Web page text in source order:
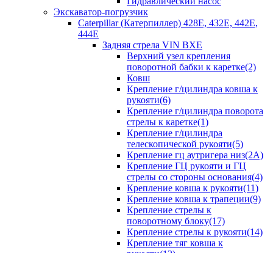
Экскаватор-погрузчик
Caterpillar (Катерпиллер) 428E, 432E, 442E,
444E
Задняя стрела VIN BXE
Верхний узел крепления
поворотной бабки к каретке(2)
Ковш
Крепление г/цилиндра ковша к
рукояти(6)
Крепление г/цилиндра поворота
стрелы к каретке(1)
Крепление г/цилиндра
телескопической рукояти(5)
Крепление гц аутригера низ(2А)
Крепление ГЦ рукояти и ГЦ
стрелы со стороны основания(4)
Крепление ковша к рукояти(11)
Крепление ковша к трапеции(9)
Крепление стрелы к
поворотному блоку(17)
Крепление стрелы к рукояти(14)
Крепление тяг ковша к